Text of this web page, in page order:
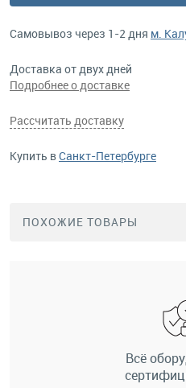
Самовывоз через 1-2 дня м.
Доставка от двух дней
Подробнее о доставке
Рассчитать доставку
Купить вСанкт-Петербурге
ПОХОЖИЕ ТОВАРЫ
Всё